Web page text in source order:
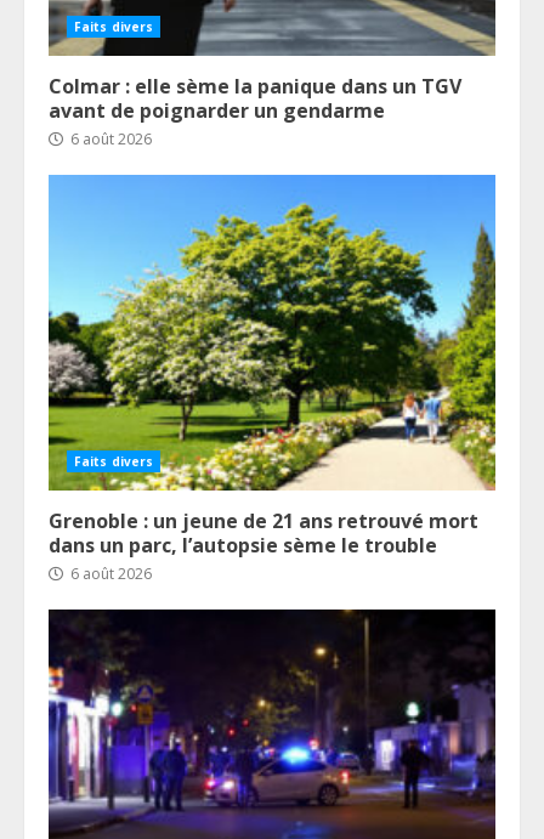
Faits divers
Colmar : elle sème la panique dans un TGV
avant de poignarder un gendarme
6 août 2026
Faits divers
Grenoble : un jeune de 21 ans retrouvé mort
dans un parc, l’autopsie sème le trouble
6 août 2026